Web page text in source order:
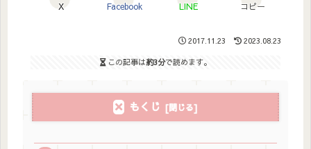
X Facebook LINE コピー
2017.11.23 2023.08.23
この記事は約3分で読めます。
もくじ